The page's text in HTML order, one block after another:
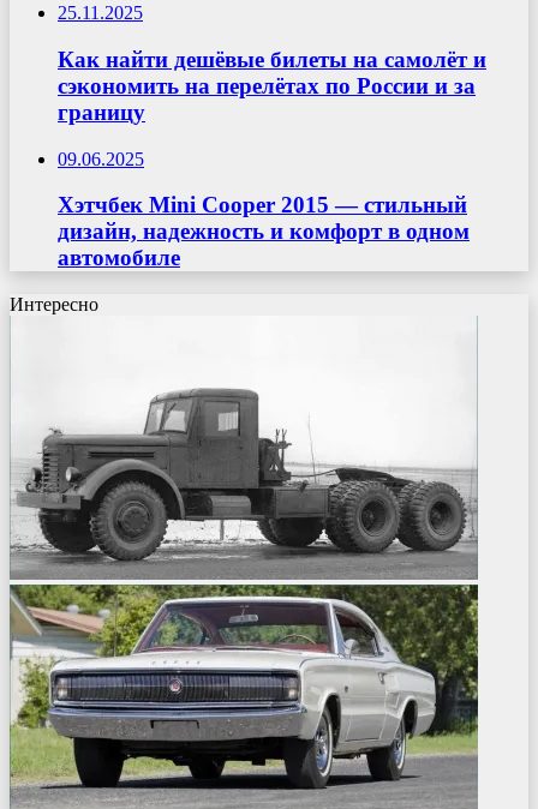
25.11.2025
Как найти дешёвые билеты на самолёт и
сэкономить на перелётах по России и за
границу
09.06.2025
Хэтчбек Mini Cooper 2015 — стильный
дизайн, надежность и комфорт в одном
автомобиле
Интересно